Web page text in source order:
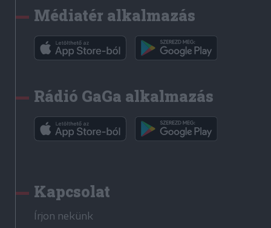
Médiatér alkalmazás
Rádió GaGa alkalmazás
Kapcsolat
Írjon nekünk